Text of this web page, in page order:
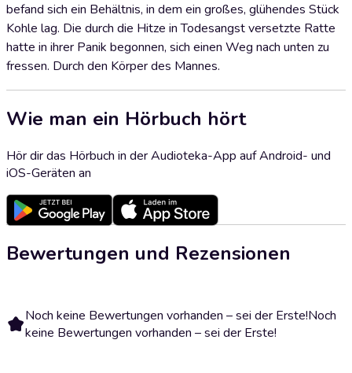
befand sich ein Behältnis, in dem ein großes, glühendes Stück
Kohle lag. Die durch die Hitze in Todesangst versetzte Ratte
hatte in ihrer Panik begonnen, sich einen Weg nach unten zu
fressen. Durch den Körper des Mannes.
Wie man ein Hörbuch hört
Hör dir das Hörbuch in der Audioteka-App auf Android- und
iOS-Geräten an
Bewertungen und Rezensionen
Noch keine Bewertungen vorhanden – sei der Erste!Noch
keine Bewertungen vorhanden – sei der Erste!